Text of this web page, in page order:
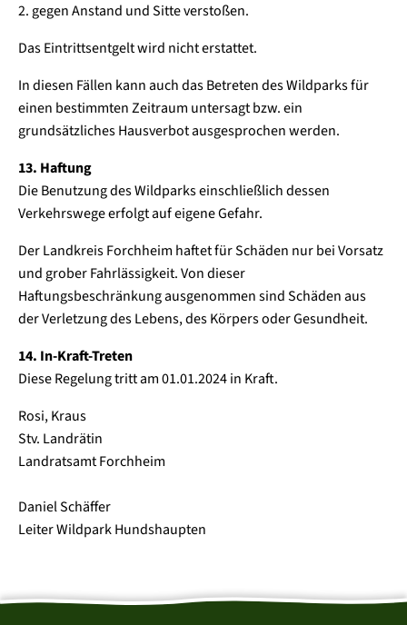
2. gegen Anstand und Sitte verstoßen.
Das Eintrittsentgelt wird nicht erstattet.
In diesen Fällen kann auch das Betreten des Wildparks für
einen bestimmten Zeitraum untersagt bzw. ein
grundsätzliches Hausverbot ausgesprochen werden.
13. Haftung
Die Benutzung des Wildparks einschließlich dessen
Verkehrswege erfolgt auf eigene Gefahr.
Der Landkreis Forchheim haftet für Schäden nur bei Vorsatz
und grober Fahrlässigkeit. Von dieser
Haftungsbeschränkung ausgenommen sind Schäden aus
der Verletzung des Lebens, des Körpers oder Gesundheit.
14. In-Kraft-Treten
Diese Regelung tritt am 01.01.2024 in Kraft.
Rosi, Kraus
Stv. Landrätin
Landratsamt Forchheim
Daniel Schäffer
Leiter Wildpark Hundshaupten